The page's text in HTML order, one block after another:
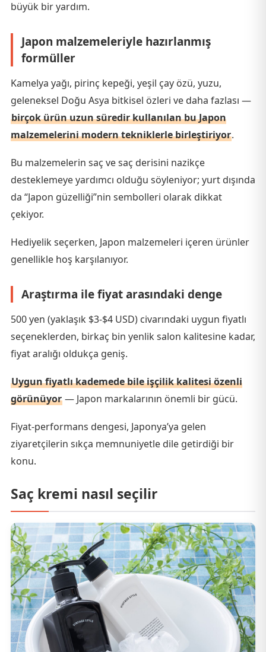
büyük bir yardım.
Japon malzemeleriyle hazırlanmış
formüller
Kamelya yağı, pirinç kepeği, yeşil çay özü, yuzu,
geleneksel Doğu Asya bitkisel özleri ve daha fazlası —
birçok ürün uzun süredir kullanılan bu Japon
malzemelerini modern tekniklerle birleştiriyor.
Bu malzemelerin saç ve saç derisini nazikçe
desteklemeye yardımcı olduğu söyleniyor; yurt dışında
da “Japon güzelliği”nin sembolleri olarak dikkat
çekiyor.
Hediyelik seçerken, Japon malzemeleri içeren ürünler
genellikle hoş karşılanıyor.
Araştırma ile fiyat arasındaki denge
500 yen (yaklaşık $3-$4 USD) civarındaki uygun fiyatlı
seçeneklerden, birkaç bin yenlik salon kalitesine kadar,
fiyat aralığı oldukça geniş.
Uygun fiyatlı kademede bile işçilik kalitesi özenli
görünüyor — Japon markalarının önemli bir gücü.
Fiyat-performans dengesi, Japonya’ya gelen
ziyaretçilerin sıkça memnuniyetle dile getirdiği bir
konu.
Saç kremi nasıl seçilir